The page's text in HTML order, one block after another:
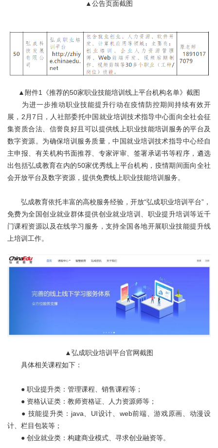
▲公告页面截图
▲附件1《推荐的50家职业技能培训线上平台机构名单》截图
为进一步推动职业技能提升行动在疫情防控期间持续有效开
展，2月7日，人社部委托中国就业培训技术指导中心面向全社会征
集资质合法、信誉良好且可以提供线上职业技能培训服务的平台及
数字资源。为确保培训服务质量，中国就业培训技术指导中心经自
主申报、有关机构书面推荐、专家评审、签署承诺书等程序，遴选
出包括弘成教育在内的50家优秀线上平台机构，疫情期间面向全社
会开放平台及数字资源，提供免费线上职业技能培训服务。
弘成教育依托丰富的高校服务经验，开放“弘成职业培训平台”，
免费为全国创业就业群体提供创业就业培训、职业提升培训等近千
门课程资源以及在线学习服务，支持全国各地开展职业技能提升线
上培训工作。
▲弘成职业培训平台官网截图
具体相关课程如下：
● 职业提升类：管理课程、销售课程等；
● 资格认证类：教师资格证、人力资源师等；
● 技能提升类：java、UI设计、web前端、游戏原画、动漫设
计、栏目包装等；
● 创业就业类：构建商业模式、寻求创业融资等。